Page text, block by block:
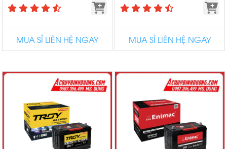
MUA SỈ LIÊN HỆ NGAY MUA SỈ LIÊN HỆ NGAY